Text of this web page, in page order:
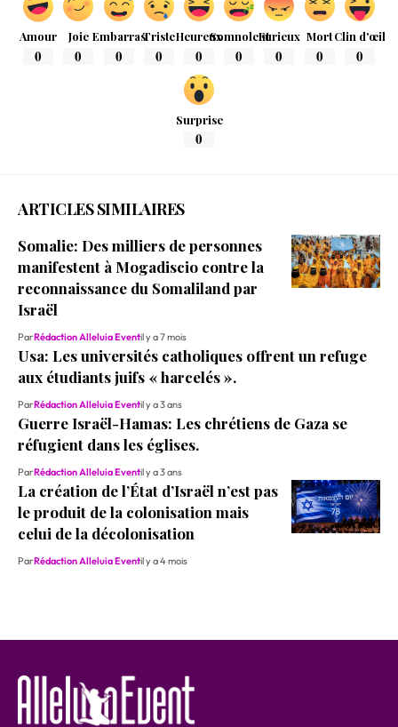
Amour
0
Joie
0
Embarras
0
Triste
0
Heureux
0
Somnolent
0
Furieux
0
Mort
0
Clin d'œil
0
Surprise
0
ARTICLES SIMILAIRES
Somalie: Des milliers de personnes
manifestent à Mogadiscio contre la
reconnaissance du Somaliland par
Israël
ParRédaction Alleluia Eventil y a 7 mois
Usa: Les universités catholiques offrent un refuge
aux étudiants juifs « harcelés ».
ParRédaction Alleluia Eventil y a 3 ans
Guerre Israël-Hamas: Les chrétiens de Gaza se
réfugient dans les églises.
ParRédaction Alleluia Eventil y a 3 ans
La création de l’État d’Israël n’est pas
le produit de la colonisation mais
celui de la décolonisation
ParRédaction Alleluia Eventil y a 4 mois